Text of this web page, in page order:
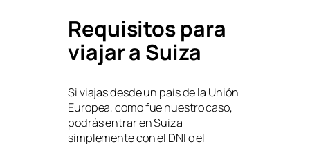
Requisitos para
viajar a Suiza
Si viajas desde un país de la Unión
Europea, como fue nuestro caso,
podrás entrar en Suiza
simplemente con el DNI o el